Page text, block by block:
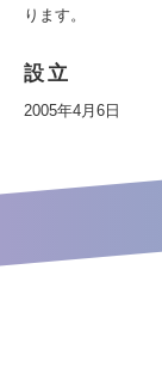
ります。
設立
2005年4月6日